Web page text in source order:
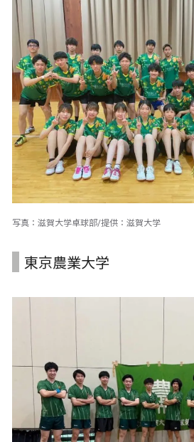
写真：滋賀大学卓球部/提供：滋賀大学
東京農業大学